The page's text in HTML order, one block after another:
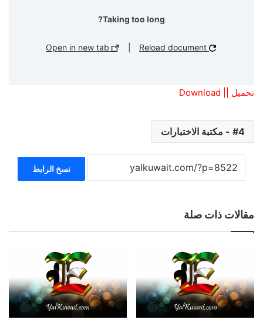
Taking too long?
تحميل || Download
4 - مكتبة الاختبارات
نسخ الرابط
مقالات ذات صلة